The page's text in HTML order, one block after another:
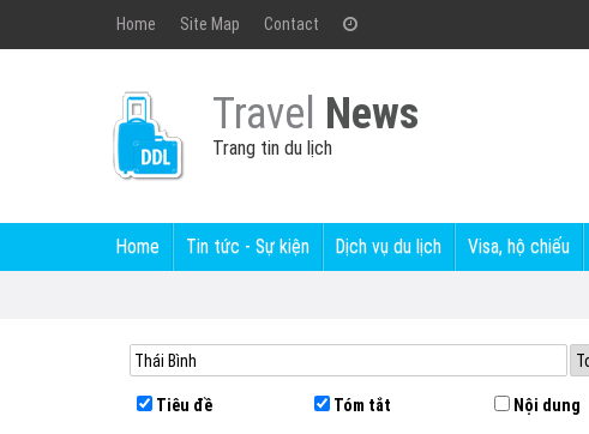
Home Site Map Contact
Travel News
Trang tin du lịch
Home Tin tức - Sự kiện Dịch vụ du lịch Visa, hộ chiếu
Tiêu đề Tóm tắt Nội dung